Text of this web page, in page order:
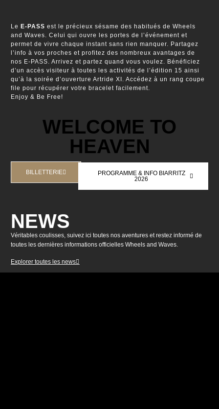
LeE-PASS est le précieux sésame des habitués de Wheels
and Waves. Celui qui ouvre les portes de l’événement et
permet de vivre chaque instant sans rien manquer. Partagez
l’info à vos proches et profitez des nombreux avantages de
nos E-PASS. Arrivez et partez quand vous voulez. Bénéficiez
d’un accès visiteur à toutes les activités de l’édition 15 ainsi
qu’à la soirée d’ouverture Artride XI. Accédez à un rang coupe
file pour récupérer votre bracelet facilement.
Enjoy & Be Free!
WELCOME TO
HEAVEN
BILLETTERIE
PROGRAMME & INFO BIARRITZ
2026
NEWS
Véritables coulisses, suivez ici toutes nos aventures et restez informé de
toutes les dernières informations officielles Wheels and Waves.
Explorer toutes les news